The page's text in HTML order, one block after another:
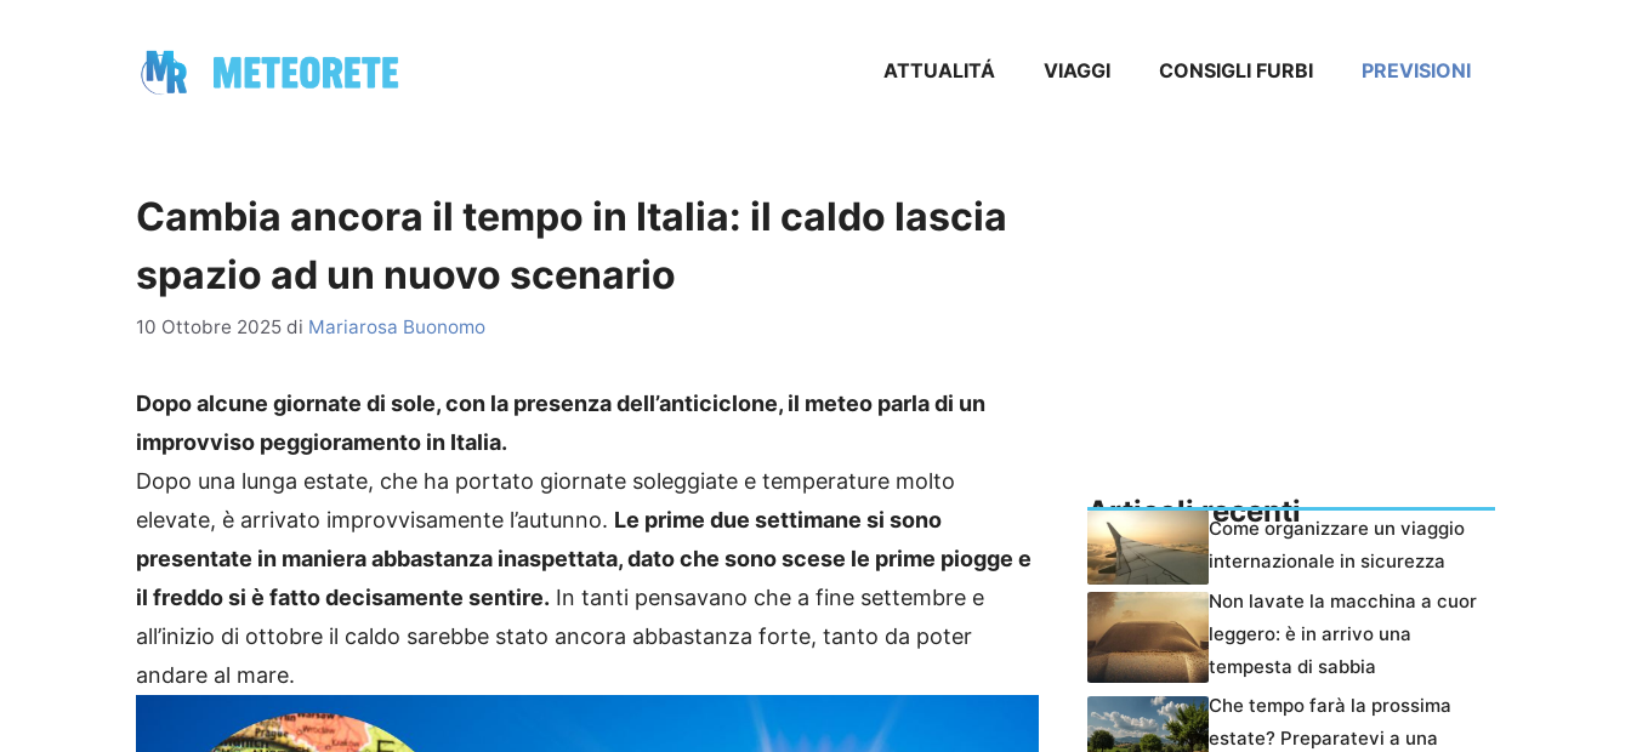
ATTUALITÁ VIAGGI CONSIGLI FURBI PREVISIONI
Cambia ancora il tempo in Italia: il caldo lascia
spazio ad un nuovo scenario
10 Ottobre 2025 di Mariarosa Buonomo
Dopo alcune giornate di sole, con la presenza dell’anticiclone, il meteo parla di un
improvviso peggioramento in Italia.
Dopo una lunga estate, che ha portato giornate soleggiate e temperature molto
elevate, è arrivato improvvisamente l’autunno. Le prime due settimane si sono
presentate in maniera abbastanza inaspettata, dato che sono scese le prime piogge e
il freddo si è fatto decisamente sentire. In tanti pensavano che a fine settembre e
all’inizio di ottobre il caldo sarebbe stato ancora abbastanza forte, tanto da poter
andare al mare.
Articoli recentiCome organizzare un viaggio
internazionale in sicurezza
Non lavate la macchina a cuor
leggero: è in arrivo una
tempesta di sabbia
Che tempo farà la prossima
estate? Preparatevi a una